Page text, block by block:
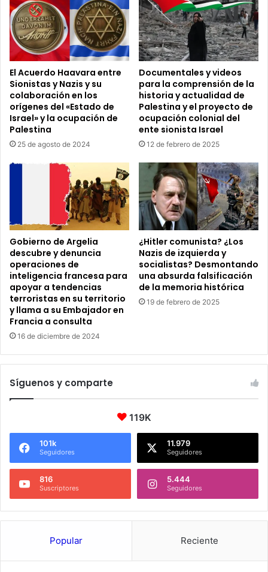
El Acuerdo Haavara entre
Sionistas y Nazis y su
colaboración en los
orígenes del «Estado de
Israel» y la ocupación de
Palestina
25 de agosto de 2024
Documentales y videos
para la comprensión de la
historia y actualidad de
Palestina y el proyecto de
ocupación colonial del
ente sionista Israel
12 de febrero de 2025
Gobierno de Argelia
descubre y denuncia
operaciones de
inteligencia francesa para
apoyar a tendencias
terroristas en su territorio
y llama a su Embajador en
Francia a consulta
16 de diciembre de 2024
¿Hitler comunista? ¿Los
Nazis de izquierda y
socialistas? Desmontando
una absurda falsificación
de la memoria histórica
19 de febrero de 2025
Síguenos y comparte
119K
101k
Seguidores
11.979
Seguidores
816
Suscriptores
5.444
Seguidores
Popular Reciente